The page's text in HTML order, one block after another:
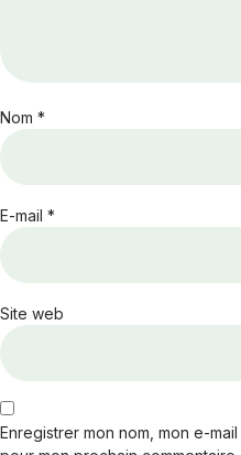
Nom *
E-mail *
Site web
Enregistrer mon nom, mon e-